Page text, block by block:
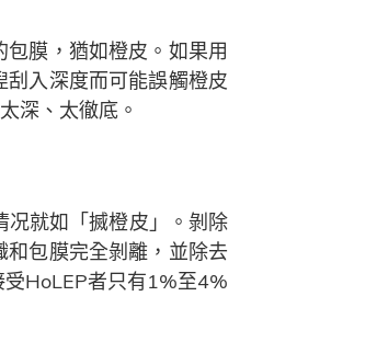
膜，猶如橙皮。如果用
入深度而可能誤觸橙皮
深、太徹底。
况就如「搣橙皮」。剝除
包膜完全剝離，並除去
HoLEP者只有1%至4%